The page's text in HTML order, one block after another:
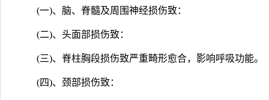
(一)、脑、脊髓及周围神经损伤致：
(二)、头面部损伤致：
(三)、脊柱胸段损伤致严重畸形愈合，影响呼吸功能。
(四)、颈部损伤致：